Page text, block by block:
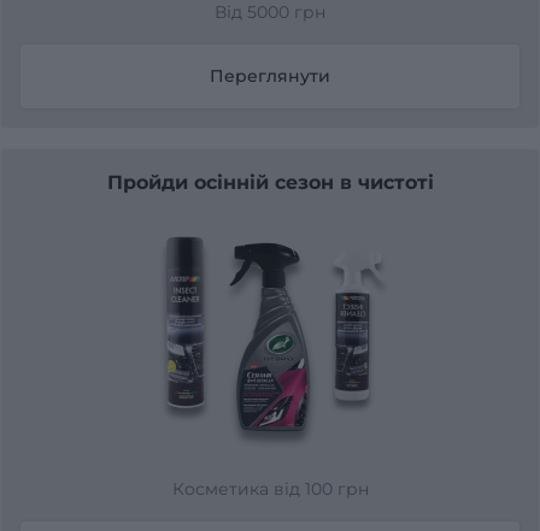
Від 5000 грн
Переглянути
Пройди осінній сезон в чистоті
Косметика від 100 грн